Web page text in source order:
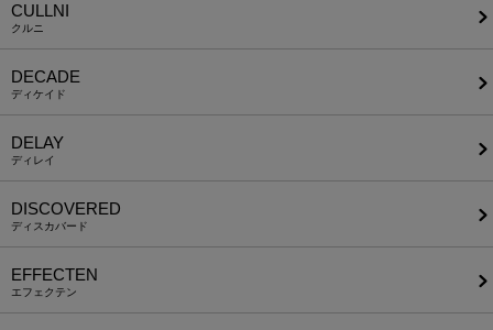
CULLNI
クルニ
DECADE
ディケイド
DELAY
ディレイ
DISCOVERED
ディスカバード
EFFECTEN
エフェクテン